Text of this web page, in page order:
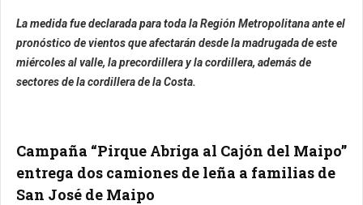
La medida fue declarada para toda la Región Metropolitana ante el
pronóstico de vientos que afectarán desde la madrugada de este
miércoles al valle, la precordillera y la cordillera, además de
sectores de la cordillera de la Costa.
Campaña “Pirque Abriga al Cajón del Maipo”
entrega dos camiones de leña a familias de
San José de Maipo